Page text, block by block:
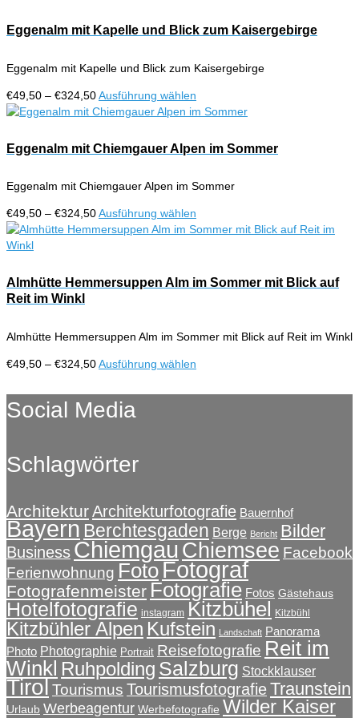
€324,50
mehrere
Varianten
Die
können
auf
Produktseite
werden
Eggenalm mit Kapelle und Blick zum Kaisergebirge
Eggenalm mit Kapelle und Blick zum Kaisergebirge
€49,50 – €324,50Preisspanne:
€49,50
€324,50
Ausführung wählen
Produkt
mehrere
Varianten
Die
können
auf
gewählt
Eggenalm mit Chiemgauer Alpen im Sommer
Eggenalm mit Chiemgauer Alpen im Sommer
€49,50 – €324,50Preisspanne:
€49,50
Ausführung wählen
Produkt
Varianten
auf.
können
der
Almhütte Hemmersuppen Alm im Sommer mit Blick auf
Reit im Winkl
Almhütte Hemmersuppen Alm im Sommer mit Blick auf Reit im Winkl
€49,50 – €324,50Preisspanne:
bis
€324,50
Ausführung wählen
weist
auf
der
Produktseite
gewählt
werden
Social Media
Schlagwörter
ArchitekturArchitekturfotografie Bauernhof
Bayern Berchtesgaden Berge Bericht Bilder
BusinessChiemgauChiemsee Facebook
Ferienwohnung FotoFotograf
Fotografenmeister Fotografie Fotos Gästehaus
Hotelfotografie instagram Kitzbühel Kitzbühl
Kitzbühler Alpen Kufstein Landschaft Panorama
Photo Photographie Portrait Reisefotografie Reit im
Winkl Ruhpolding Salzburg Stockklauser
TirolTourismus TourismusfotografieTraunstein
Urlaub Werbeagentur Werbefotografie Wilder Kaiser